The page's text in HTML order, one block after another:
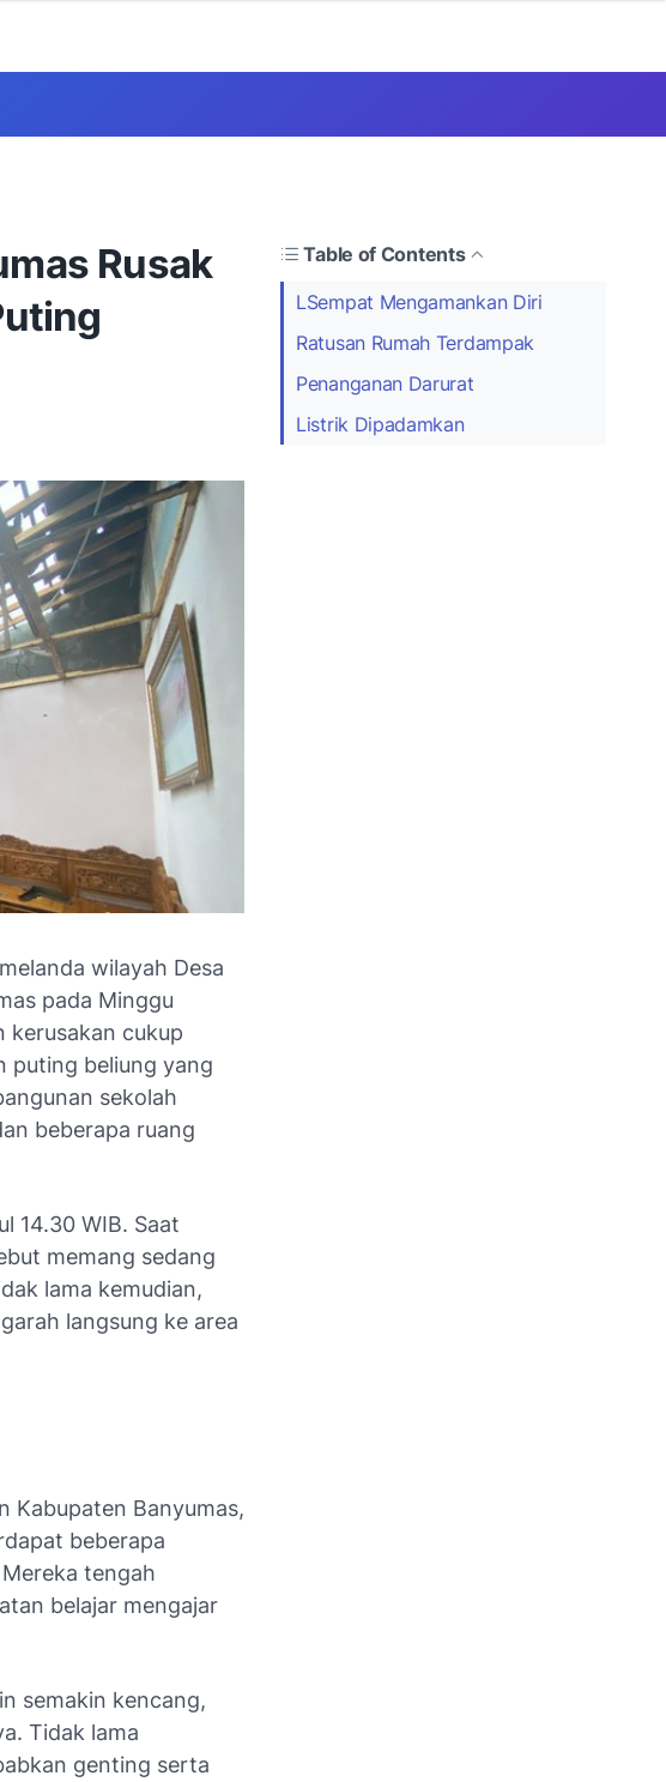
Rusak
Table of Contents
LSempat Mengamankan Diri
Ratusan Rumah Terdampak
Penanganan Darurat
Listrik Dipadamkan
wilayah Desa
pada Minggu
kerusakan cukup
puting beliung yang
sekolah
beberapa ruang
14.30 WIB. Saat
memang sedang
lama kemudian,
langsung ke area
Kabupaten Banyumas,
beberapa
tengah
belajar mengajar
semakin kencang,
Tidak lama
genting serta